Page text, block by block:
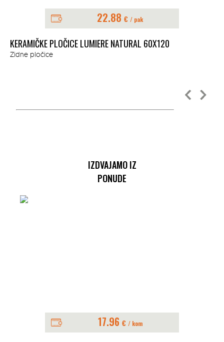
22.88 € / pak
KERAMIČKE PLOČICE LUMIERE NATURAL 60X120
Zidne pločice
IZDVAJAMO IZ
PONUDE
17.96 € / kom